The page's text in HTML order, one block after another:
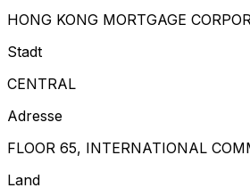
HONG KONG MORTGAGE
Stadt
CENTRAL
Adresse
FLOOR 65, INTERNATIONAL
Land